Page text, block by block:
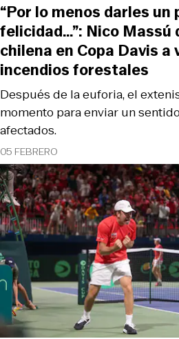
05 FEBRERO
Después de la euforia, el
momento para enviar un
afectados.
“Por lo menos darles un
felicidad…”: Nico Massú
chilena en Copa Davis
incendios forestales